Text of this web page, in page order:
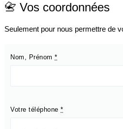
📇 Vos coordonnées
Seulement pour nous permettre de
Nom, Prénom *
Votre téléphone *